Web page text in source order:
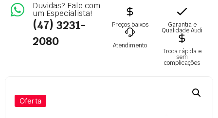
Oferta
Duvidas? Fale com
um Especialista!
(47) 3231-
2080
Preços baixos
Atendimento
Garantia e
Qualidade Audi
Troca rápida e
sem
complicações